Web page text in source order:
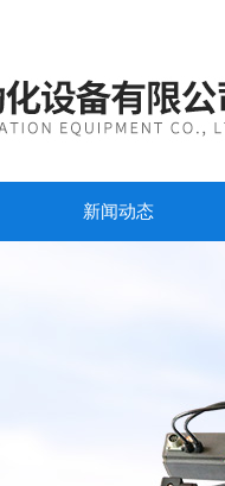
新闻动态